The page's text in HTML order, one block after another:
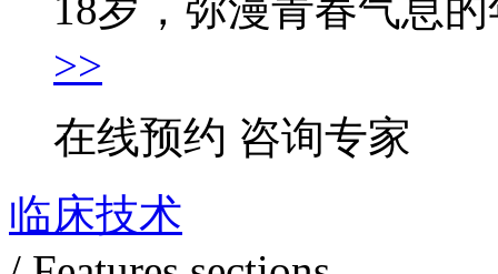
18岁，弥漫青春气息
>>
在线预约 咨询专家
临床技术